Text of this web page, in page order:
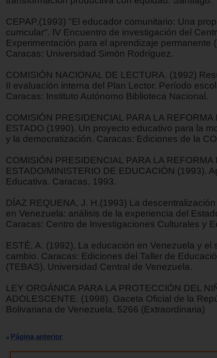
CEPAP.(1993) "El educador comunitario: Una
curricular". IV Encuentro de investigación del
Experimentación para el aprendizaje permanente
Caracas: Universidad Simón Rodríguez.
COMISIÓN NACIONAL DE LECTURA. (1992)
II evaluación interna del Plan Lector. Período
Caracas: Instituto Autónomo Biblioteca Nacional.
COMISIÓN PRESIDENCIAL PARA LA REFORMA
ESTADO (1990). Un proyecto educativo para la
y la democratización. Caracas: Ediciones de la
COMISIÓN PRESIDENCIAL PARA LA REFORMA
ESTADO/MINISTERIO DE EDUCACIÓN (1993).
Educativa. Caracas, 1993.
DÍAZ REQUENA, J. H.(1993) La
en Venezuela: análisis de la experiencia del
Caracas: Centro de Investigaciones Culturales y
ESTÉ, A. (1992), La educación en Venezuela y el
cambio. Caracas: Ediciones del Taller de
(TEBAS), Universidad Central de Venezuela.
LEY ORGÁNICA PARA LA PROTECCIÓN DEL
ADOLESCENTE. (1998). Gaceta Oficial de la
Bolivariana de Venezuela, 5266 (Extraordinaria)
Página anterior